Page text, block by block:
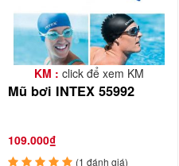
KM : click để xem KM
Mũ bơi INTEX 55992
109.000₫
(1 đánh giá)